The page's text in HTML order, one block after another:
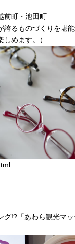
前町・池田町
誇るものづくりを堪
めます。
）
グ!?「あわら観光マ